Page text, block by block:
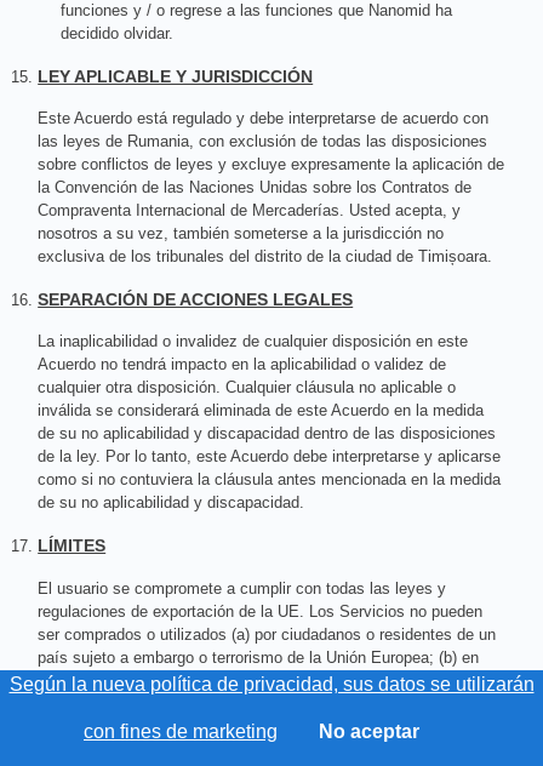
funciones y / o regrese a las funciones que Nanomid ha
decidido olvidar.
LEY APLICABLE Y JURISDICCIÓN
Este Acuerdo está regulado y debe interpretarse de acuerdo con
las leyes de Rumania, con exclusión de todas las disposiciones
sobre conflictos de leyes y excluye expresamente la aplicación de
la Convención de las Naciones Unidas sobre los Contratos de
Compraventa Internacional de Mercaderías. Usted acepta, y
nosotros a su vez, también someterse a la jurisdicción no
exclusiva de los tribunales del distrito de la ciudad de Timișoara.
SEPARACIÓN DE ACCIONES LEGALES
La inaplicabilidad o invalidez de cualquier disposición en este
Acuerdo no tendrá impacto en la aplicabilidad o validez de
cualquier otra disposición. Cualquier cláusula no aplicable o
inválida se considerará eliminada de este Acuerdo en la medida
de su no aplicabilidad y discapacidad dentro de las disposiciones
de la ley. Por lo tanto, este Acuerdo debe interpretarse y aplicarse
como si no contuviera la cláusula antes mencionada en la medida
de su no aplicabilidad y discapacidad.
LÍMITES
El usuario se compromete a cumplir con todas las leyes y
regulaciones de exportación de la UE. Los Servicios no pueden
ser comprados o utilizados (a) por ciudadanos o residentes de un
país sujeto a embargo o terrorismo de la Unión Europea; (b) en
cualquier país al que la exportación o reexportación esté limitada
CONTACTOS
Según la nueva política de privacidad, sus datos se utilizarán
con fines de marketing No aceptar